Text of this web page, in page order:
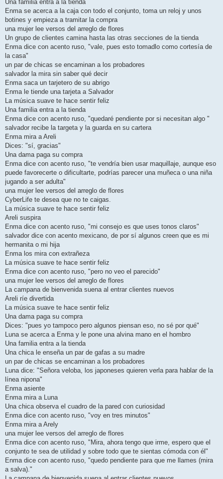
Una familia entra a la tienda
Enma se acerca a la caja con todo el conjunto, toma un reloj y unos
botines y empieza a tramitar la compra
una mujer lee versos del arreglo de flores
Un grupo de clientes camina hasta las otras secciones de la tienda
Enma dice con acento ruso, "vale, pues esto tomadlo como cortesía de
la casa"
un par de chicas se encaminan a los probadores
salvador la mira sin saber qué decir
Enma saca un tarjetero de su abrigo
Enma le tiende una tarjeta a Salvador
La música suave te hace sentir feliz
Una familia entra a la tienda
Enma dice con acento ruso, "quedaré pendiente por si necesitan algo "
salvador recibe la targeta y la guarda en su cartera
Enma mira a Areli
Dices: "sí, gracias"
Una dama paga su compra
Enma dice con acento ruso, "te vendría bien usar maquillaje, aunque eso
puede favorecerte o dificultarte, podrías parecer una muñeca o una niña
jugando a ser adulta"
una mujer lee versos del arreglo de flores
CyberLife te desea que no te caigas.
La música suave te hace sentir feliz
Areli suspira
Enma dice con acento ruso, "mi consejo es que uses tonos claros"
salvador dice con acento mexicano, de por sí algunos creen que es mi
hermanita o mi hija
Enma los mira con extrañeza
La música suave te hace sentir feliz
Enma dice con acento ruso, "pero no veo el parecido"
una mujer lee versos del arreglo de flores
La campana de bienvenida suena al entrar clientes nuevos
Areli ríe divertida
La música suave te hace sentir feliz
Una dama paga su compra
Dices: "pues yo tampoco pero algunos piensan eso, no sé por qué"
Luna se acerca a Enma y le pone una alvina mano en el hombro
Una familia entra a la tienda
Una chica le enseña un par de gafas a su madre
un par de chicas se encaminan a los probadores
Luna dice: "Señora veloba, los japoneses quieren verla para hablar de la
línea nipona"
Enma asiente
Enma mira a Luna
Una chica observa el cuadro de la pared con curiosidad
Enma dice con acento ruso, "voy en tres minutos"
Enma mira a Arely
una mujer lee versos del arreglo de flores
Enma dice con acento ruso, "Mira, ahora tengo que irme, espero que el
conjunto te sea de utilidad y sobre todo que te sientas cómoda con él"
Enma dice con acento ruso, "quedo pendiente para que me llames (mira
a salva)."